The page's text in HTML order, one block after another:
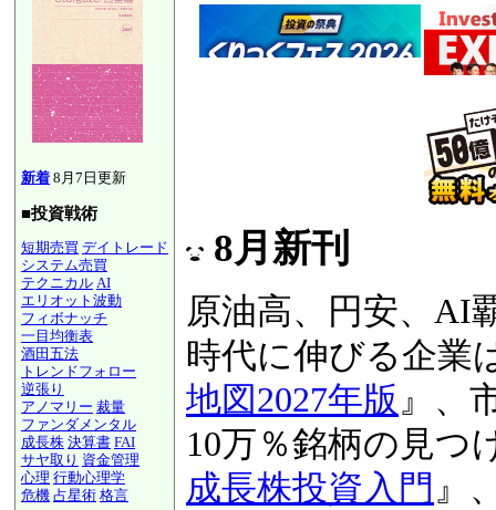
新着 8月7日更新
■投資戦術
短期売買 デイトレード
システム売買
テクニカル AI
エリオット波動
フィボナッチ
一目均衡表
酒田五法
トレンドフォロー
逆張り
アノマリー 裁量
ファンダメンタル
成長株 決算書 FAI
サヤ取り 資金管理
心理 行動心理学
危機 占星術 格言
8月新刊
原油高、円安、
時代に伸びる企業
地図2027年版』、
10万％銘柄の見つ
成長株投資入門 』